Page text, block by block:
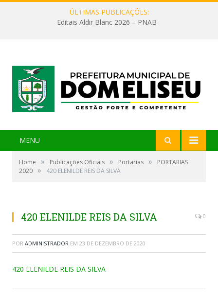
ÚLTIMAS PUBLICAÇÕES:
Editais Aldir Blanc 2026 – PNAB
MENU
Home » Publicações Oficiais » Portarias »
PORTARIAS
2020 » 420 ELENILDE REIS DA SILVA
420 ELENILDE REIS DA SILVA 0
POR ADMINISTRADOR EM 23 DE DEZEMBRO DE 2020
420 ELENILDE REIS DA SILVA